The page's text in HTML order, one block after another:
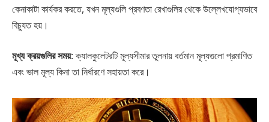
কেনাকাটা কার্যকর করতে, যখন মূল্যগুলি প্রবণতা রেখাগুলির থেকে উল্লেখযোগ্যভাবে
বিচ্যুত হয়।
মূখ্য ক্রয়গুলির সময়: ক্যালকুলেটরটি মূল্যসীমার তুলনায় বর্তমান মূল্যগুলো প্রমাণিত
এবং ভাল মূল্য কিনা তা নির্ধারণে সহায়তা করে।